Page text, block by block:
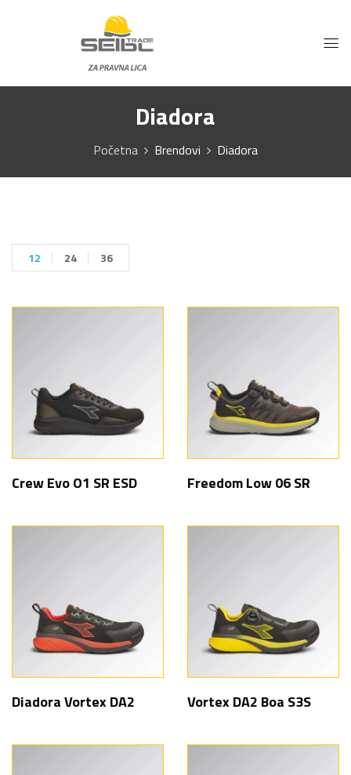
Diadora
Početna Brendovi Diadora
12 24 36
Crew Evo O1 SR ESD Freedom Low 06 SR
Diadora Vortex DA2 Vortex DA2 Boa S3S